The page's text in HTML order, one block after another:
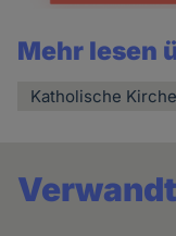
Mehr lesen
Katholische Kirche